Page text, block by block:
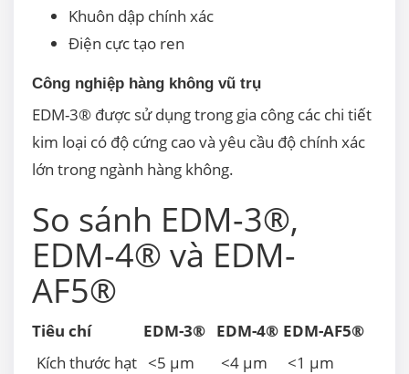
Khuôn dập chính xác
Điện cực tạo ren
Công nghiệp hàng không vũ trụ
EDM-3® được sử dụng trong gia công các chi tiết
kim loại có độ cứng cao và yêu cầu độ chính xác
lớn trong ngành hàng không.
So sánh EDM-3®,
EDM-4® và EDM-
AF5®
Tiêu chí EDM-3® EDM-4® EDM-AF5®
Kích thước hạt <5 µm <4 µm <1 µm